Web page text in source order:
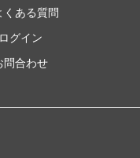
くある質問
グイン
問合わせ